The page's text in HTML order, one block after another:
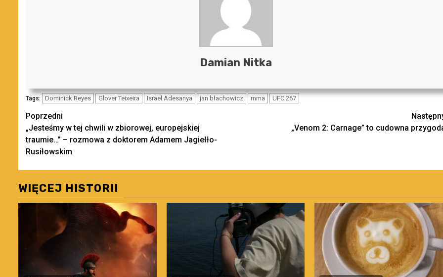
Damian Nitka
Tags: Dominick Reyes Glover Teixeira Israel Adesanya jan błachowicz mma UFC 267
Zobacz
wpisy
Poprzedni
„Jesteśmy w tej chwili w zbiorowej, europejskiej
traumie…” – rozmowa z doktorem Adamem Jagiełło-
Rusiłowskim
„Venom 2: Carnage” to cudowna
WIĘCEJ HISTORII